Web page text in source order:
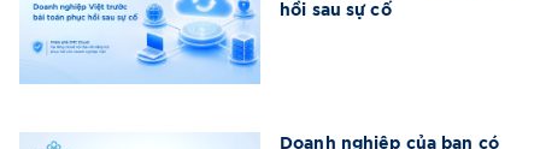
hồi sau sự cố
Doanh nghiệp của bạn có